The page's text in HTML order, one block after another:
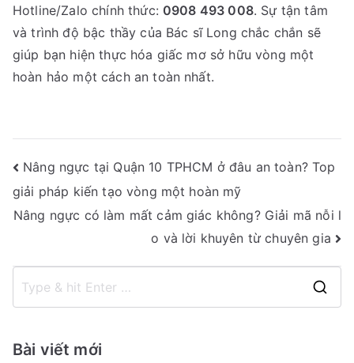
Hotline/Zalo chính thức: 0908 493 008. Sự tận tâm
và trình độ bậc thầy của Bác sĩ Long chắc chắn sẽ
giúp bạn hiện thực hóa giấc mơ sở hữu vòng một
hoàn hảo một cách an toàn nhất.
Điều
hướng
viết
Nâng ngực tại Quận 10 TPHCM ở đâu an toàn? Top
giải pháp kiến tạo vòng một hoàn mỹ
Nâng ngực có làm mất cảm giác không? Giải mã nỗi l
o và lời khuyên từ chuyên gia
Bài viết mới